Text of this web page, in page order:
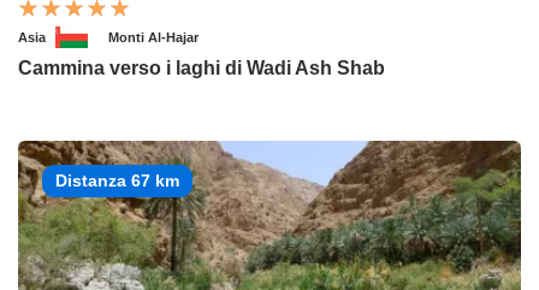
Asia Monti Al-Hajar
Cammina verso i laghi di Wadi Ash Shab
Distanza 67 km